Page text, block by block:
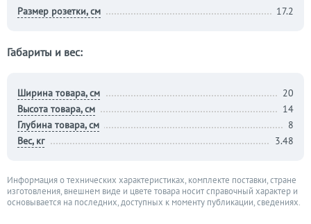
Размер розетки, см 17.2
Габариты и вес:
Ширина товара, см
20
Высота товара, см
14
Глубина товара, см
8
Вес, кг
3.48
Информация о технических характеристиках, комплекте поставки, стране
изготовления, внешнем виде и цвете товара носит справочный характер и
основывается на последних, доступных к моменту публикации, сведениях.